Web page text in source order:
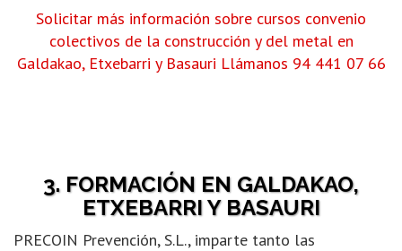
Solicitar más información sobre cursos convenio
colectivos de la construcción y del metal en
Galdakao, Etxebarri y Basauri Llámanos 94 441 07 66
3. FORMACIÓN EN GALDAKAO,
ETXEBARRI Y BASAURI
PRECOIN Prevención, S.L., imparte tanto las